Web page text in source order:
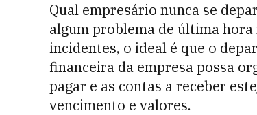
Qual empresário nunca se
algum problema de última
incidentes, o ideal é que o
financeira da empresa possa
pagar e as contas a receber
vencimento e valores.